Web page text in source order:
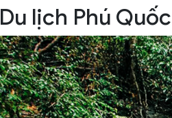
Du lịch Phú